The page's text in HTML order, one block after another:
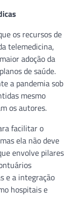
os recursos de
telemedicina,
adoção da
de saúde.
a pandemia sob
mesmo
os autores.
facilitar o
ela não deve
envolve pilares
e a integração
hospitais e